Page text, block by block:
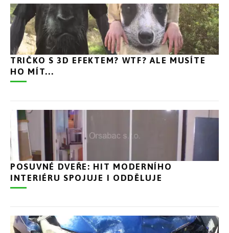
TRIČKO S 3D EFEKTEM? WTF? ALE MUSÍTE
HO MÍT...
POSUVNÉ DVEŘE: HIT MODERNÍHO
INTERIÉRU SPOJUJE I ODDĚLUJE